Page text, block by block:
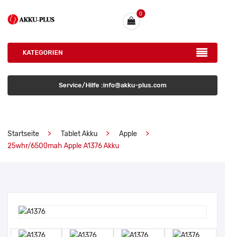
0
KATEGORIEN
Service/Hilfe :info@akku-plus.com
Startseite Tablet Akku
Apple
25whr/6500mah Apple A1376 Akku